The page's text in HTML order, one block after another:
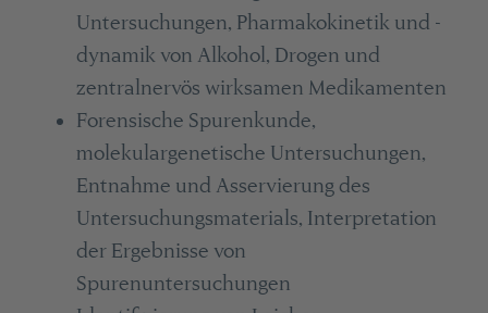
Untersuchungen, Pharmakokinetik und -
dynamik von Alkohol, Drogen und
zentralnervös wirksamen Medikamenten
Forensische Spurenkunde,
molekulargenetische Untersuchungen,
Entnahme und Asservierung des
Untersuchungsmaterials, Interpretation
der Ergebnisse von
Spurenuntersuchungen